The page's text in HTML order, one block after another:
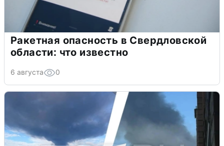
Ракетная опасность в Свердловской
области: что известно
6 августа 0